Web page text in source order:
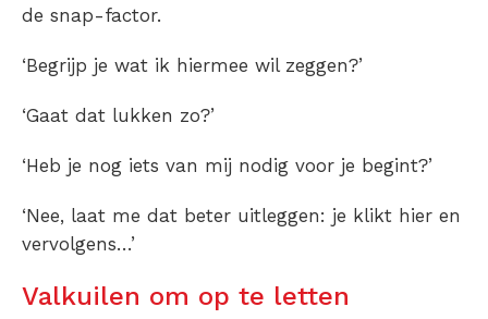
de snap-factor.
‘Begrijp je wat ik hiermee wil zeggen?’
‘Gaat dat lukken zo?’
‘Heb je nog iets van mij nodig voor je begint?’
‘Nee, laat me dat beter uitleggen: je klikt hier en
vervolgens…’
Valkuilen om op te letten